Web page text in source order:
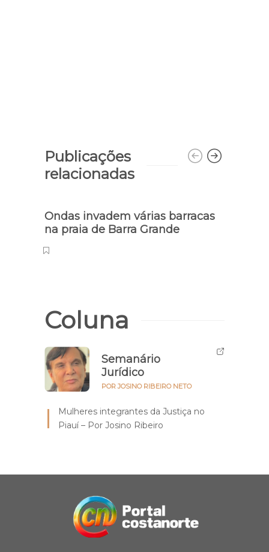
Publicações
relacionadas
Ondas invadem várias barracas
na praia de Barra Grande
Coluna
Semanário
Jurídico
POR JOSINO RIBEIRO NETO
Mulheres integrantes da Justiça no
Piauí – Por Josino Ribeiro